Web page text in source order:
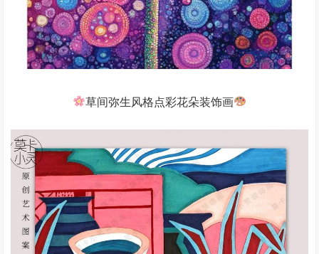
草间弥生风格点彩花朵装饰画